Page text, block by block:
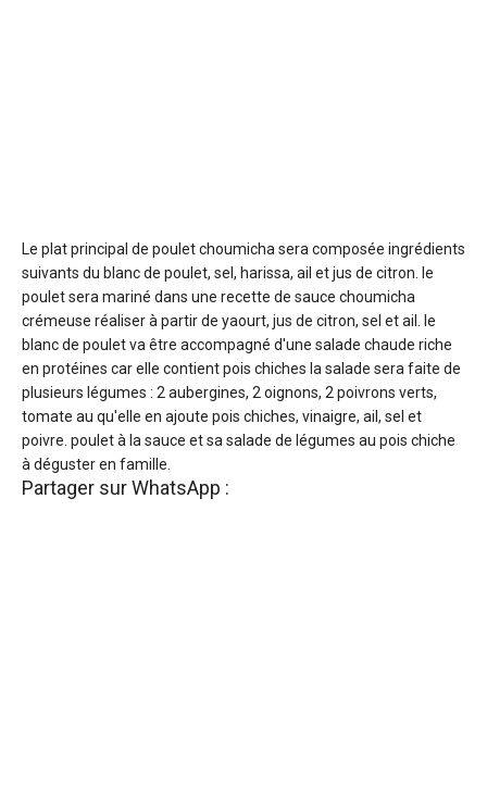
Le plat principal de poulet choumicha sera composée ingrédients
suivants du blanc de poulet, sel, harissa, ail et jus de citron. le
poulet sera mariné dans une recette de sauce choumicha
crémeuse réaliser à partir de yaourt, jus de citron, sel et ail. le
blanc de poulet va être accompagné d'une salade chaude riche
en protéines car elle contient pois chiches la salade sera faite de
plusieurs légumes : 2 aubergines, 2 oignons, 2 poivrons verts,
tomate au qu'elle en ajoute pois chiches, vinaigre, ail, sel et
poivre. poulet à la sauce et sa salade de légumes au pois chiche
à déguster en famille.
Partager sur WhatsApp :